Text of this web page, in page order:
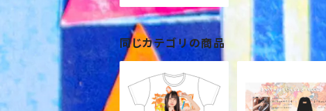
同じカテゴリの商品